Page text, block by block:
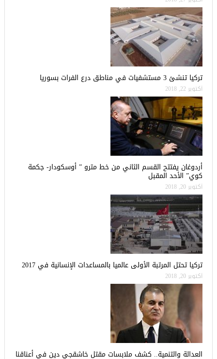
تركيا تنشئ 3 مستشفيات في مناطق درع الفرات بسوريا
أكتوبر 22, 2018
أردوغان يفتتح القسم الثاني من خط مترو ” أوسكودار- جكمة
كوي” الأحد المقبل
أكتوبر 20, 2018
تركيا تحتل المرتبة الأولى عالميا بالمساعدات الإنسانية في 2017
أكتوبر 20, 2018
العدالة والتنمية.. كشف ملابسات مقتل خاشقجي دين في أعناقنا